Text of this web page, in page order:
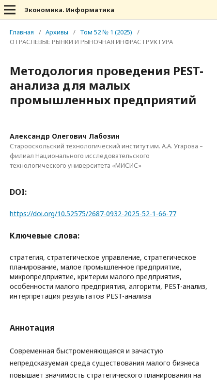
Экономика. Информатика
Главная / Архивы / Том 52 № 1 (2025)
/
ОТРАСЛЕВЫЕ РЫНКИ И РЫНОЧНАЯ ИНФРАСТРУКТУРА
Методология проведения PEST-
анализа для малых
промышленных предприятий
Александр Олегович Лабозин
Старооскольский технологический институт им. А.А. Угарова –
филиал Национального исследовательского
технологического университета «МИСИС»
DOI:
https://doi.org/10.52575/2687-0932-2025-52-1-66-77
Ключевые слова:
стратегия, стратегическое управление, стратегическое
планирование, малое промышленное предприятие,
микропредприятие, критерии малого предприятия,
особенности малого предприятия, алгоритм, PEST-анализ,
интерпретация результатов PEST-анализа
Аннотация
Современная быстроменяющаяся и зачастую
непредсказуемая среда существования малого бизнеса
повышает значимость стратегического планирования на